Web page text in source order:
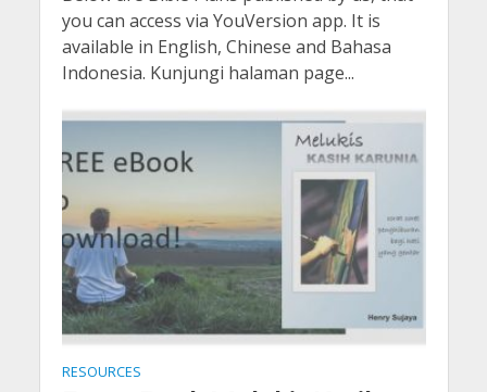
you can access via YouVersion app. It is
available in English, Chinese and Bahasa
Indonesia. Kunjungi halaman page...
RESOURCES